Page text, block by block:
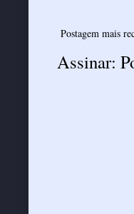
Postagem mais
Assinar: